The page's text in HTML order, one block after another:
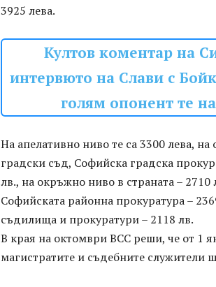
3925 лева.
Култов коментар на
интервюто на Слави с
голям опонент те
На апелативно ниво те са 3300 лева,
градски съд, Софийска градска
лв., на окръжно ниво в страната –
Софийската районна прокуратура –
съдилища и прокуратури – 2118 лв.
В края на октомври ВСС реши, че от 1
магистратите и съдебните служители